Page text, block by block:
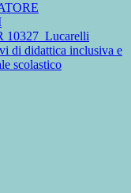
di didattica inclusiva e
scolastico